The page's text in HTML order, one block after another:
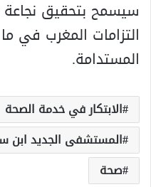
سيسمح بتحقيق
التزامات المغرب في
المستدامة.
الابتكار في خدمة الصحة
المستشفى الجديد ابن
صحة